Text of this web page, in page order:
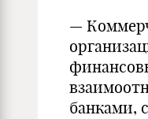
—
банками,